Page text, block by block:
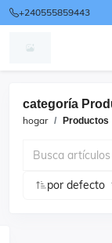
+240555859443
categoría
hogar Productos
por defecto